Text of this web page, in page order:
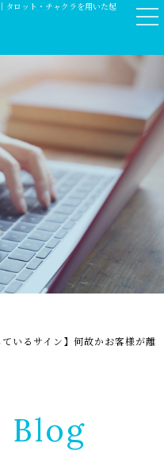
タロット・チャクラを用いた起
ているサイン】何故かお客様が離
Blog